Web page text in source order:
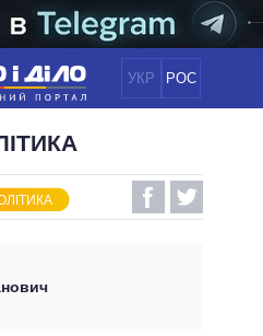
УКР РОС
ПОЛІТИКА
ЕКОНОМІКА
СВІТ